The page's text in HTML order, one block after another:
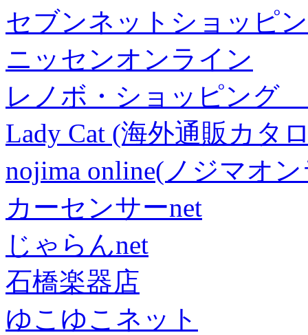
セブンネットショッピ
ニッセンオンライン
レノボ・ショッピング
Lady Cat (海外通販カタ
nojima online(ノジマオ
カーセンサーnet
じゃらんnet
石橋楽器店
ゆこゆこネット